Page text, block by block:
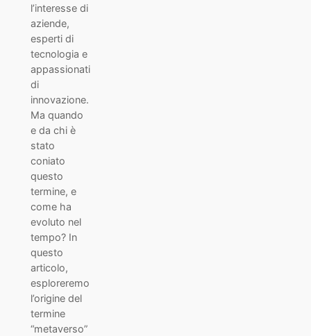
l’interesse di
aziende,
esperti di
tecnologia e
appassionati
di
innovazione.
Ma quando
e da chi è
stato
coniato
questo
termine, e
come ha
evoluto nel
tempo? In
questo
articolo,
esploreremo
l’origine del
termine
“metaverso”